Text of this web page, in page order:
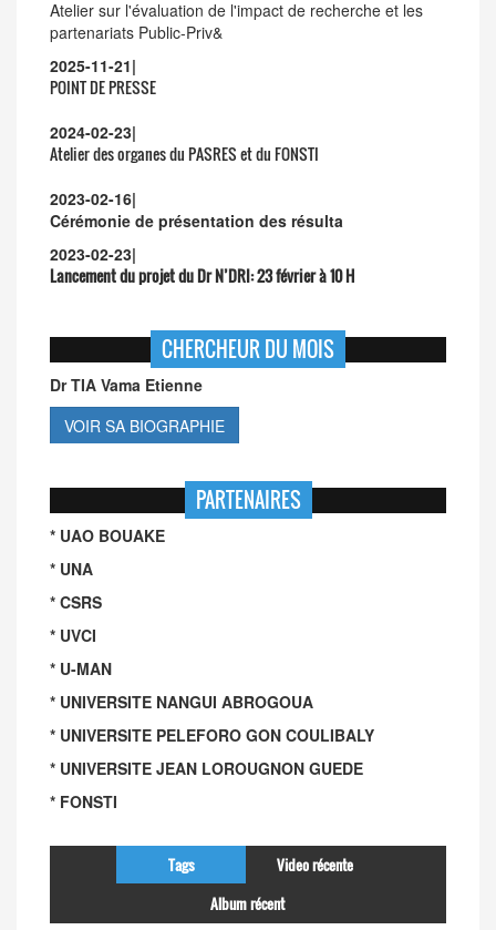
Atelier sur l'évaluation de l'impact de recherche et les
partenariats Public-Priv&
2025-11-21|
POINT DE PRESSE
2024-02-23|
Atelier des organes du PASRES et du FONSTI
2023-02-16|
Cérémonie de présentation des résulta
2023-02-23|
Lancement du projet du Dr N’DRI:23 février à 10 H
CHERCHEUR DU MOIS
Dr TIA Vama Etienne
VOIR SA BIOGRAPHIE
PARTENAIRES
* UAO BOUAKE
* UNA
* CSRS
* UVCI
* U-MAN
* UNIVERSITE NANGUI ABROGOUA
* UNIVERSITE PELEFORO GON COULIBALY
* UNIVERSITE JEAN LOROUGNON GUEDE
* FONSTI
Tags
Video récente
Album récent